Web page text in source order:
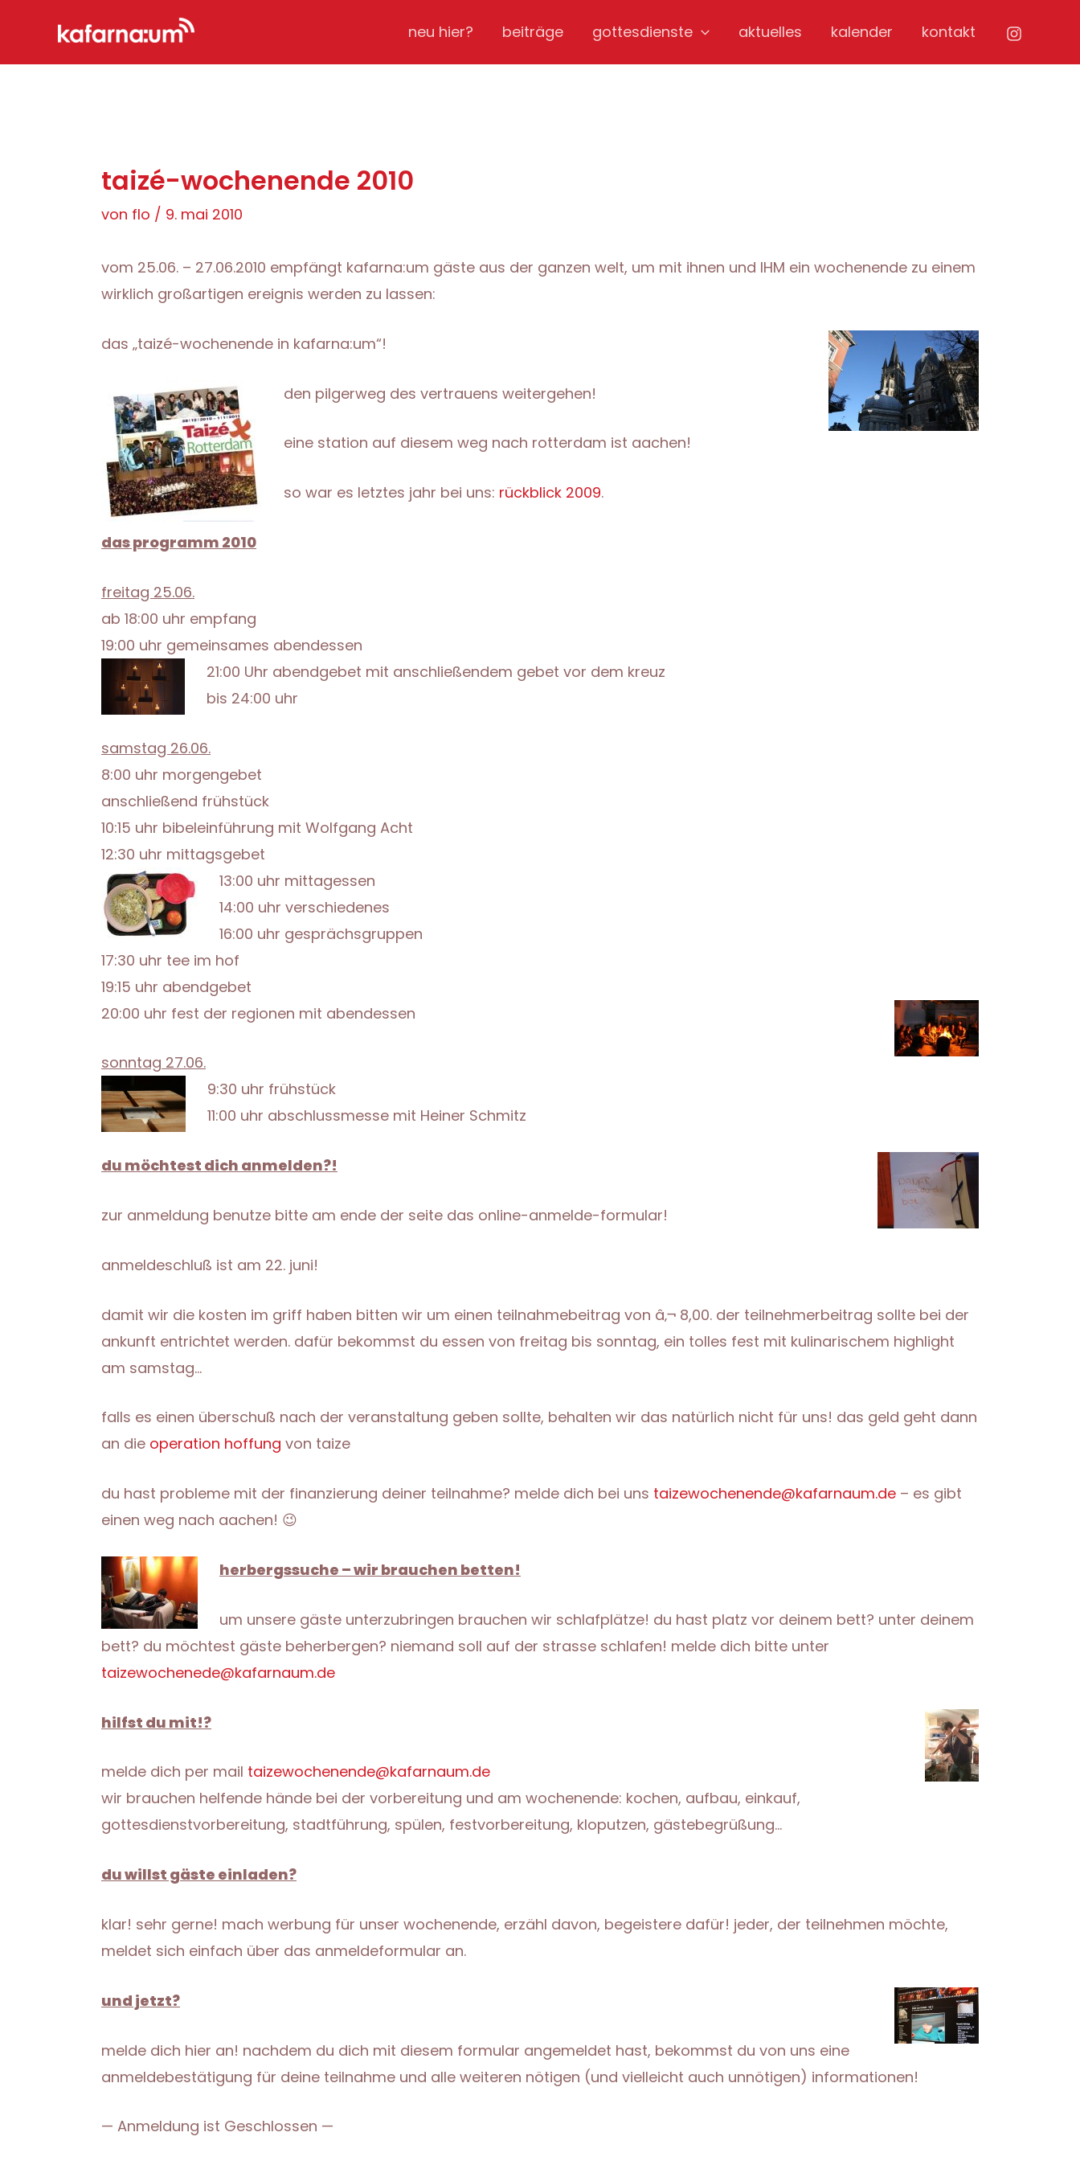
springen
neu hier? beiträge gottesdienste aktuelles kalender kontakt
taizé-wochenende 2010
von flo / 9. mai 2010
vom 25.06. – 27.06.2010 empfängt kafarna:um gäste aus der ganzen welt, um mit ihnen und IHM ein wochenende zu einem
wirklich großartigen ereignis werden zu lassen:
das „taizé-wochenende in kafarna:um“!
den pilgerweg des vertrauens weitergehen!
eine station auf diesem weg nach rotterdam ist aachen!
so war es letztes jahr bei uns: rückblick 2009.
das programm 2010
freitag 25.06.
ab 18:00 uhr empfang
19:00 uhr gemeinsames abendessen
21:00 Uhr abendgebet mit anschließendem gebet vor dem kreuz
bis 24:00 uhr
samstag 26.06.
8:00 uhr morgengebet
anschließend frühstück
10:15 uhr bibeleinführung mit Wolfgang Acht
12:30 uhr mittagsgebet
13:00 uhr mittagessen
14:00 uhr verschiedenes
16:00 uhr gesprächsgruppen
17:30 uhr tee im hof
19:15 uhr abendgebet
20:00 uhr fest der regionen mit abendessen
sonntag 27.06.
9:30 uhr frühstück
11:00 uhr abschlussmesse mit Heiner Schmitz
du möchtest dich anmelden?!
zur anmeldung benutze bitte am ende der seite das online-anmelde-formular!
anmeldeschluß ist am 22. juni!
damit wir die kosten im griff haben bitten wir um einen teilnahmebeitrag von â‚¬ 8,00. der teilnehmerbeitrag sollte bei der
ankunft entrichtet werden. dafür bekommst du essen von freitag bis sonntag, ein tolles fest mit kulinarischem highlight
am samstag…
falls es einen überschuß nach der veranstaltung geben sollte, behalten wir das natürlich nicht für uns! das geld geht dann
an die operation hoffung von taize
du hast probleme mit der finanzierung deiner teilnahme? melde dich bei uns taizewochenende@kafarnaum.de – es gibt
einen weg nach aachen! 😉
herbergssuche – wir brauchen betten!
um unsere gäste unterzubringen brauchen wir schlafplätze! du hast platz vor deinem bett? unter deinem
bett? du möchtest gäste beherbergen? niemand soll auf der strasse schlafen! melde dich bitte unter
taizewochenede@kafarnaum.de
hilfst du mit!?
melde dich per mail taizewochenende@kafarnaum.de
wir brauchen helfende hände bei der vorbereitung und am wochenende: kochen, aufbau, einkauf,
gottesdienstvorbereitung, stadtführung, spülen, festvorbereitung, kloputzen, gästebegrüßung…
du willst gäste einladen?
klar! sehr gerne! mach werbung für unser wochenende, erzähl davon, begeistere dafür! jeder, der teilnehmen möchte,
meldet sich einfach über das anmeldeformular an.
und jetzt?
melde dich hier an! nachdem du dich mit diesem formular angemeldet hast, bekommst du von uns eine
anmeldebestätigung für deine teilnahme und alle weiteren nötigen (und vielleicht auch unnötigen) informationen!
— Anmeldung ist Geschlossen —